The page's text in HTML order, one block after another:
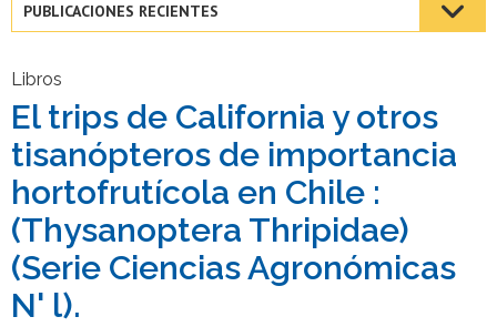
Estudiantes
Funcionarias/os
Egresadas/os
PUBLICACIONES RECIENTES
Libros
El trips de California y otros
tisanópteros de importancia
hortofrutícola en Chile :
(Thysanoptera Thripidae)
(Serie Ciencias Agronómicas
N' l).